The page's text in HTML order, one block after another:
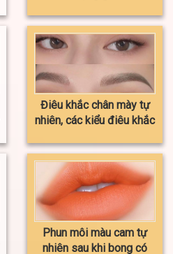
Điêu khắc chân mày tự
nhiên, các kiểu điêu khắc
Phun môi màu cam tự
nhiên sau khi bong có